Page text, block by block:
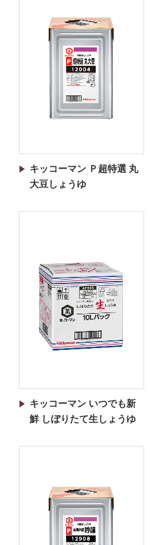
キッコーマン Ｐ超特選 丸
大豆しょうゆ
キッコーマン いつでも新
鮮 しぼりたて生しょうゆ